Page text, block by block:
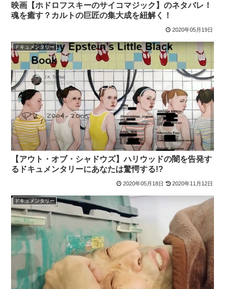
映画【ホドロフスキーのサイコマジック】のネタバレ！
魂を癒す？カルトの巨匠の集大成を紐解く！
2020年05月19日
ドキュメンタリー
【アウト・オブ・シャドウズ】ハリウッドの闇を告発す
るドキュメンタリーにあなたは驚愕する!?
2020年05月18日 2020年11月12日
ドキュメンタリー